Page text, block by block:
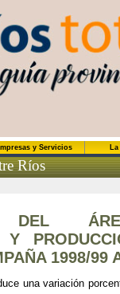
y Servicios
Ríos
DEL
Y
1998/99
una variación